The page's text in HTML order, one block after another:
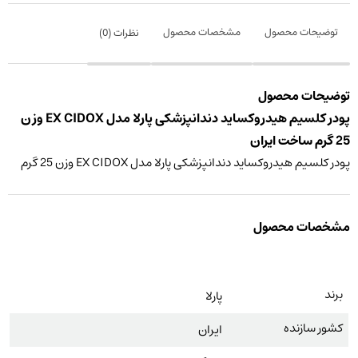
توضیحات محصول مشخصات محصول نظرات (0
)
توضیحات محصول
پودر کلسیم هیدروکساید دندانپزشکی پارلا مدل EX CIDOX وزن
25 گرم ساخت ایران
پودر کلسیم هیدروکساید دندانپزشکی پارلا مدل EX CIDOX وزن 25 گرم
مشخصات محصول
برند
پارلا
کشور سازنده
ایران